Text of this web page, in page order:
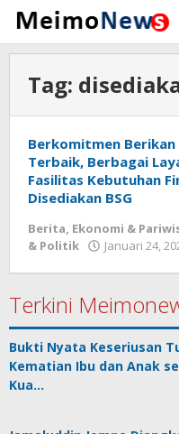
Lewati
konten
Tag:
Berkomitmen Berikan
Terbaik, Berbagai
Fasilitas Kebutuhan
Disediakan BSG
Berita, Ekonomi &
& Politik
Januari 24,
Terkini
Bukti Nyata Keseriusan
Kematian Ibu dan Anak
Kua…